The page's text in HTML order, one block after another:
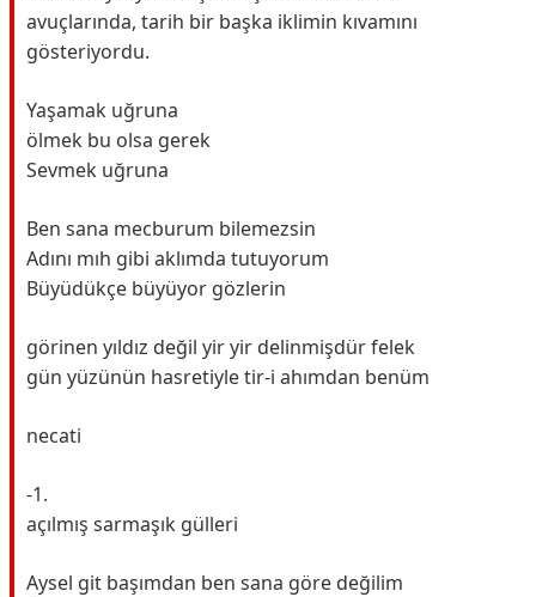
avuçlarında, tarih bir başka iklimin kıvamını
gösteriyordu.
Yaşamak uğruna
ölmek bu olsa gerek
Sevmek uğruna
Ben sana mecburum bilemezsin
Adını mıh gibi aklımda tutuyorum
Büyüdükçe büyüyor gözlerin
görinen yıldız değil yir yir delinmişdür felek
gün yüzünün hasretiyle tir-i ahımdan benüm
necati
-1.
açılmış sarmaşık gülleri
Aysel git başımdan ben sana göre değilim